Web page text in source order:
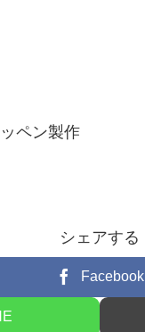
ペン製作
シェアする
Facebook